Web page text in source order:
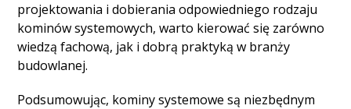
projektowania i dobierania odpowiedniego rodzaju
kominów systemowych, warto kierować się zarówno
wiedzą fachową, jak i dobrą praktyką w branży
budowlanej.
Podsumowując, kominy systemowe są niezbędnym